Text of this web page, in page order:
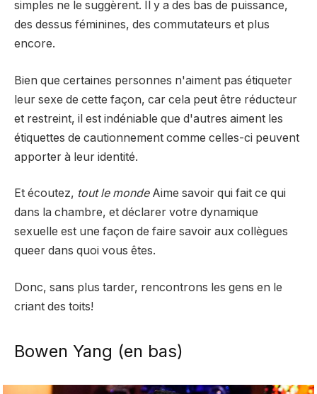
simples ne le suggèrent. Il y a des bas de puissance,
des dessus féminines, des commutateurs et plus
encore.
Bien que certaines personnes n'aiment pas étiqueter
leur sexe de cette façon, car cela peut être réducteur
et restreint, il est indéniable que d'autres aiment les
étiquettes de cautionnement comme celles-ci peuvent
apporter à leur identité.
Et écoutez, tout le mondeAime savoir qui fait ce qui
dans la chambre, et déclarer votre dynamique
sexuelle est une façon de faire savoir aux collègues
queer dans quoi vous êtes.
Donc, sans plus tarder, rencontrons les gens en le
criant des toits!
Bowen Yang (en bas)